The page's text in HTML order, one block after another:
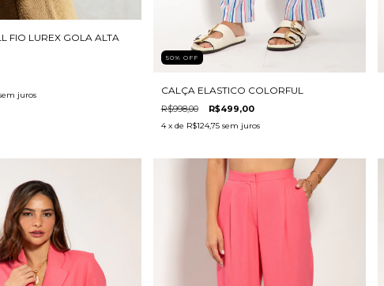
FIO LUREX GOLA ALTA
juros
50% OFF
CALÇA ELASTICO COLORFUL
R$998,00 R$499,00
4 x de R$124,75 sem juros